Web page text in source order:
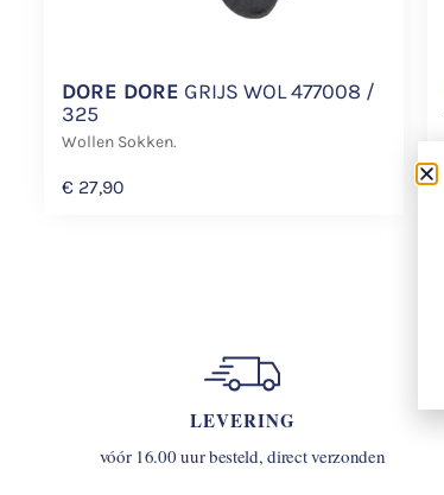
DORE DORE GRIJS WOL 477008 /
325
Wollen Sokken.
€ 27,90
LEVERING
vóór 16.00 uur besteld, direct verzonden